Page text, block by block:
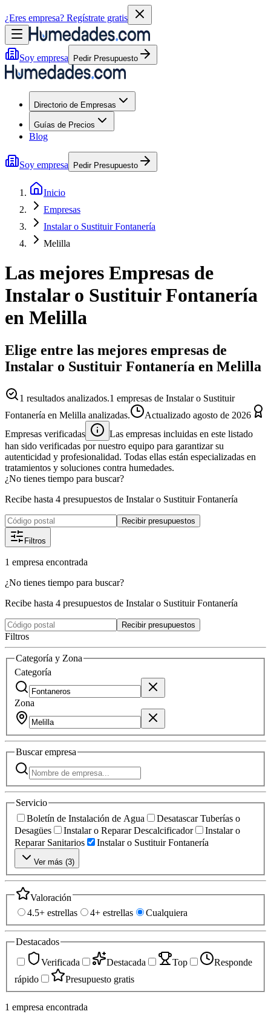
¿Eres empresa? Regístrate gratis
Soy empresa Pedir Presupuesto
Directorio de Empresas
Guías de Precios
Blog
Soy empresa Pedir Presupuesto
Inicio
Empresas
Instalar o Sustituir Fontanería
Melilla
Las mejores Empresas de
Instalar o Sustituir Fontanería
en Melilla
Elige entre las mejores empresas de
Instalar o Sustituir Fontanería en Melilla
1 resultados analizados.1 empresas de Instalar o Sustituir
Fontanería en Melilla analizadas.
Actualizado agosto de 2026
Empresas verificadas
Las empresas incluidas en este listado
han sido verificadas por nuestro equipo para garantizar su
autenticidad y profesionalidad. Todas ellas están especializadas en
tratamientos y soluciones contra humedades.
¿No tienes tiempo para buscar?
Recibe hasta 4 presupuestos de Instalar o Sustituir Fontanería
Recibir presupuestos
Filtros
1 empresa encontrada
¿No tienes tiempo para buscar?
Recibe hasta 4 presupuestos de Instalar o Sustituir Fontanería
Recibir presupuestos
Filtros
Categoría y Zona
Categoría
Zona
Buscarempresa
Servicio
Boletín de Instalación de Agua
Desatascar Tuberías o
Desagües
Instalar o Reparar Descalcificador
Instalar o
Reparar Sanitarios
Instalar o Sustituir Fontanería
Ver más (3)
Valoración
4.5+ estrellas
4+ estrellas Cualquiera
Destacados
Verificada
Destacada Top
Responde
rápido
Presupuesto gratis
1 empresa encontrada